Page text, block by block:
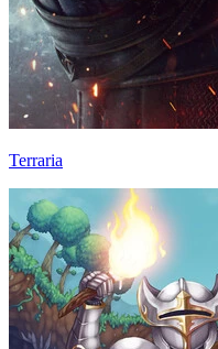
Terraria